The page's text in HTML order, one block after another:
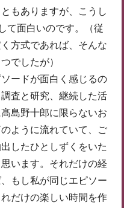
もありますが、こうし
て面白いのです。（従
方式であれば、そんな
でしたが）
ードが面白く感じるの
査と研究、継続した活
島野十郎に限らないお
ように流れていて、ご
したひとしずくをいた
います。それだけの経
もし私が同じエピソー
だけの楽しい時間を作